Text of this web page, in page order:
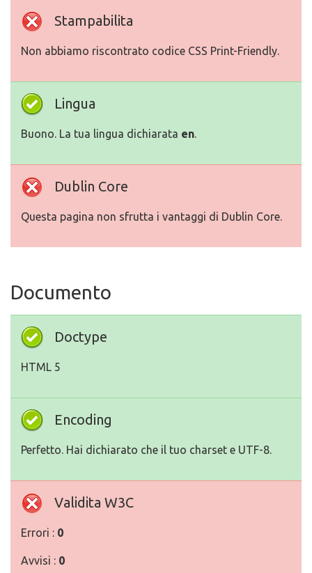
Stampabilita
Non abbiamo riscontrato codice CSS Print-Friendly.
Lingua
Buono. La tua lingua dichiarata en.
Dublin Core
Questa pagina non sfrutta i vantaggi di Dublin Core.
Documento
Doctype
HTML 5
Encoding
Perfetto. Hai dichiarato che il tuo charset e UTF-8.
Validita W3C
Errori : 0
Avvisi : 0